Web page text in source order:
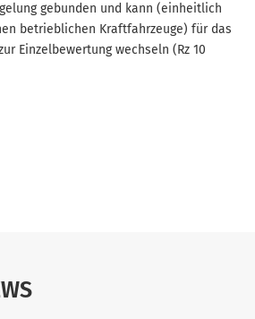
gebunden und kann (einheitlich
betrieblichen Kraftfahrzeuge) für das
Einzelbewertung wechseln (Rz 10